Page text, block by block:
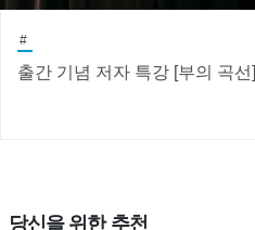
#
출간 기념 저자 특강 [부의 곡선]
당신을 위한 추천